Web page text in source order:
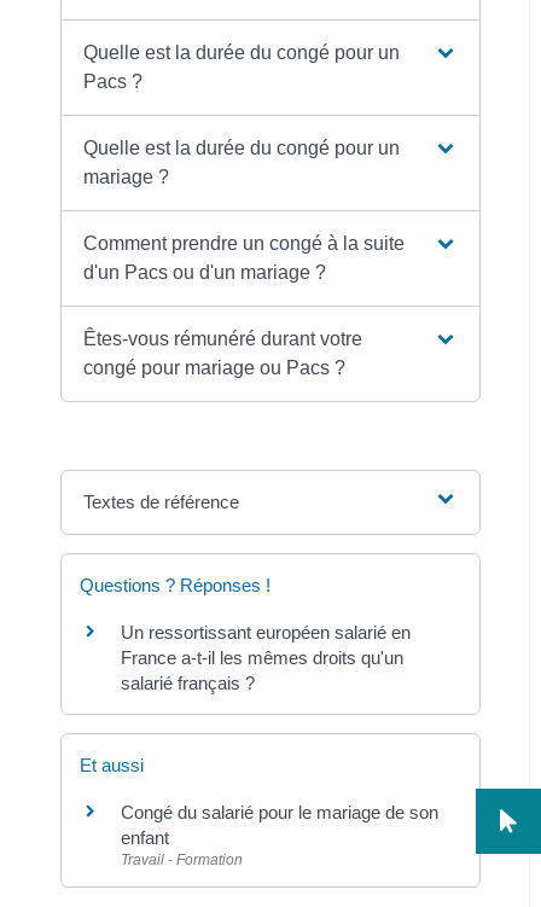
Quelle est la durée du congé pour un
Pacs ?
Quelle est la durée du congé pour un
mariage ?
Comment prendre un congé à la suite
d'un Pacs ou d'un mariage ?
Êtes-vous rémunéré durant votre
congé pour mariage ou Pacs ?
Textes de référence
Questions ? Réponses !
Un ressortissant européen salarié en
France a-t-il les mêmes droits qu'un
salarié français ?
Et aussi
Congé du salarié pour le mariage de son
enfant
Travail - Formation